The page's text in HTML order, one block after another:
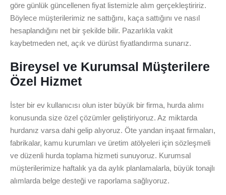
göre günlük güncellenen fiyat listemizle alım gerçekleştiririz.
Böylece müşterilerimiz ne sattığını, kaça sattığını ve nasıl
hesaplandığını net bir şekilde bilir. Pazarlıkla vakit
kaybetmeden net, açık ve dürüst fiyatlandırma sunarız.
Bireysel ve Kurumsal Müşterilere
Özel Hizmet
İster bir ev kullanıcısı olun ister büyük bir firma, hurda alımı
konusunda size özel çözümler geliştiriyoruz. Az miktarda
hurdanız varsa dahi gelip alıyoruz. Öte yandan inşaat firmaları,
fabrikalar, kamu kurumları ve üretim atölyeleri için sözleşmeli
ve düzenli hurda toplama hizmeti sunuyoruz. Kurumsal
müşterilerimize haftalık ya da aylık planlamalarla, büyük tonajlı
alımlarda belge desteği ve raporlama sağlıyoruz.